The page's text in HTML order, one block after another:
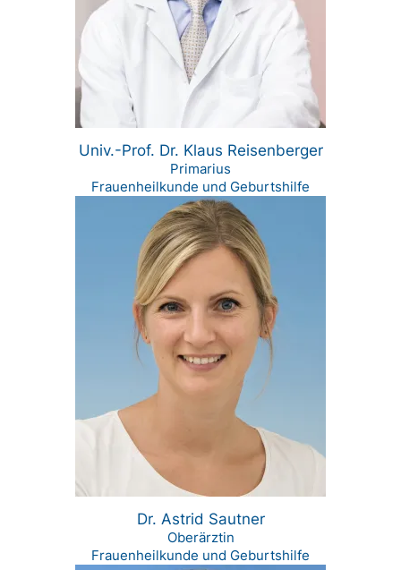
Univ.-Prof. Dr. Klaus Reisenberger
Primarius
Frauenheilkunde und Geburtshilfe
Dr. Astrid Sautner
Oberärztin
Frauenheilkunde und Geburtshilfe